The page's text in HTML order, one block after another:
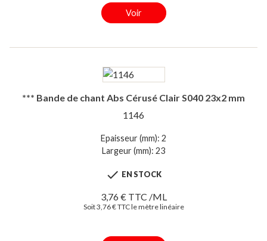
Voir
*** Bande de chant Abs Cérusé Clair S040 23x2 mm
1146
Epaisseur (mm): 2
Largeur (mm): 23
 EN STOCK
3,76 € TTC /ML
Soit 3,76 € TTC le mètre linéaire